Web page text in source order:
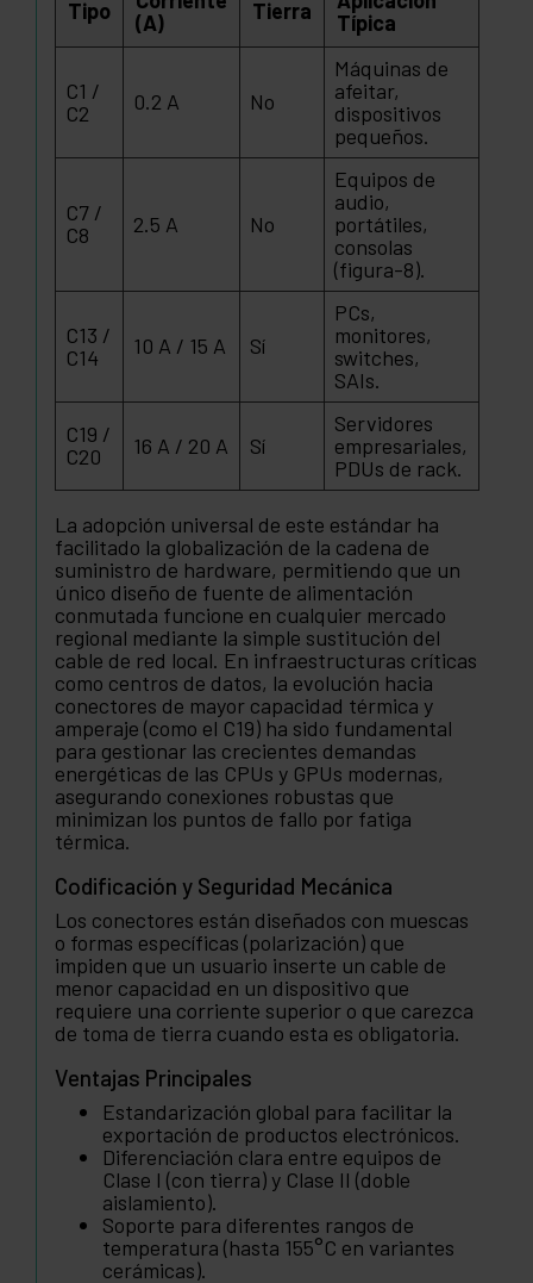
Tipo
(A)
Tierra
Típica
C1 /
C2
0.2 A No
Máquinas de
afeitar,
dispositivos
pequeños.
C7 /
C8
2.5 A No
Equipos de
audio,
portátiles,
consolas
(figura-8).
C13 /
C14
10 A / 15 A Sí
PCs,
monitores,
switches,
SAIs.
C19 /
C20
16 A / 20 A Sí
Servidores
empresariales,
PDUs de rack.
La adopción universal de este estándar ha
facilitado la globalización de la cadena de
suministro de hardware, permitiendo que un
único diseño de fuente de alimentación
conmutada funcione en cualquier mercado
regional mediante la simple sustitución del
cable de red local. En infraestructuras críticas
como centros de datos, la evolución hacia
conectores de mayor capacidad térmica y
amperaje (como el C19) ha sido fundamental
para gestionar las crecientes demandas
energéticas de las CPUs y GPUs modernas,
asegurando conexiones robustas que
minimizan los puntos de fallo por fatiga
térmica.
Codificación y Seguridad Mecánica
Los conectores están diseñados con muescas
o formas específicas (polarización) que
impiden que un usuario inserte un cable de
menor capacidad en un dispositivo que
requiere una corriente superior o que carezca
de toma de tierra cuando esta es obligatoria.
Ventajas Principales
Estandarización global para facilitar la
exportación de productos electrónicos.
Diferenciación clara entre equipos de
Clase I (con tierra) y Clase II (doble
aislamiento).
Soporte para diferentes rangos de
temperatura (hasta 155°C en variantes
cerámicas).